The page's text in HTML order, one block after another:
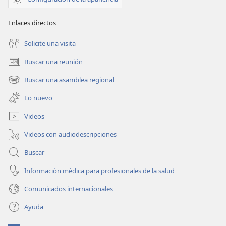
ESTUDIO)
de
Enlaces directos
Solicite una visita
Buscar una reunión
(abre
una
nueva
ventana)
Buscar una asamblea regional
(abre
una
nueva
ventana)
Lo nuevo
Videos
Videos con audiodescripciones
Buscar
Información médica para profesionales de la salud
Comunicados internacionales
Ayuda